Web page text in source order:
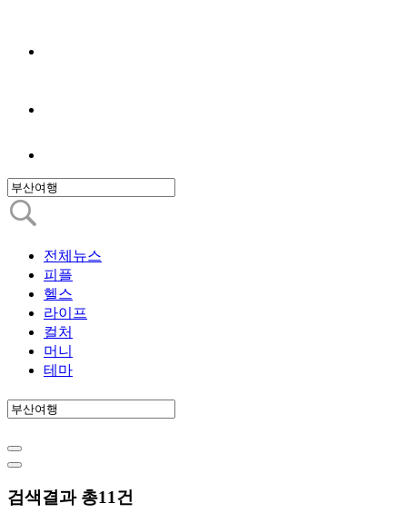
전체뉴스
피플
헬스
라이프
컬처
머니
테마
검색결과 총11건